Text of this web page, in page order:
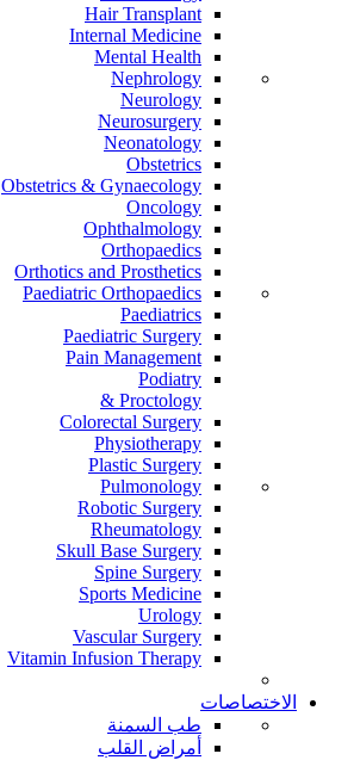
Hair Transplant
Internal Medicine
Mental Health
Nephrology
Neurology
Neurosurgery
Neonatology
Obstetrics
Obstetrics & Gynaecology
Oncology
Ophthalmology
Orthopaedics
Orthotics and Prosthetics
Paediatric Orthopaedics
Paediatrics
Paediatric Surgery
Pain Management
Podiatry
Proctology &
Colorectal Surgery
Physiotherapy
Plastic Surgery
Pulmonology
Robotic Surgery
Rheumatology
Skull Base Surgery
Spine Surgery
Sports Medicine
Urology
Vascular Surgery
Vitamin Infusion Therapy
الاختصاصات
طب السمنة
أمراض القلب